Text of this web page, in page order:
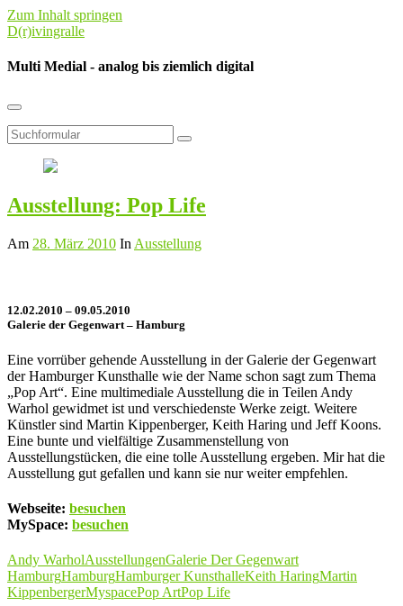
Zum Inhalt springen
D(r)ivingralle
Multi Medial - analog bis ziemlich digital
Suchfeld
umschalten
Suchen
Ausstellung: Pop Life
Am 28. März 2010 In Ausstellung
12.02.2010 – 09.05.2010
Galerie der Gegenwart – Hamburg
Eine vorrüber gehende Ausstellung in der Galerie der Gegenwart
der Hamburger Kunsthalle wie der Name schon sagt zum Thema
„Pop Art“. Eine multimediale Ausstellung die in Teilen Andy
Warhol gewidmet ist und verschiedenste Werke zeigt. Weitere
Künstler sind Martin Kippenberger, Keith Haring und Jeff Koons.
Eine bunte und vielfältige Zusammenstellung von
Ausstellungstücken, die eine tolle Ausstellung ergeben. Mir hat die
Ausstellung gut gefallen und kann sie nur weiter empfehlen.
Webseite: besuchen
MySpace: besuchen
Andy WarholAusstellungenGalerie Der Gegenwart
HamburgHamburgHamburger KunsthalleKeith HaringMartin
KippenbergerMyspacePop ArtPop Life